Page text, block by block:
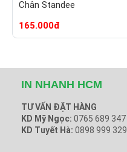
Chân Standee
165.000đ
IN NHANH HCM
TƯ VẤN ĐẶT HÀNG
KD Mỹ Ngọc: 0765 689 347
KD Tuyết Hà: 0898 999 329